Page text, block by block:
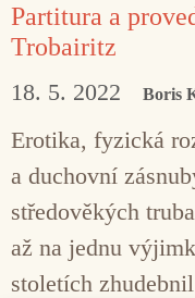
Partitura a
Trobairitz
18. 5. 2022 Boris
Erotika, fyzická
a duchovní
středověkých
až na jednu
stoletích